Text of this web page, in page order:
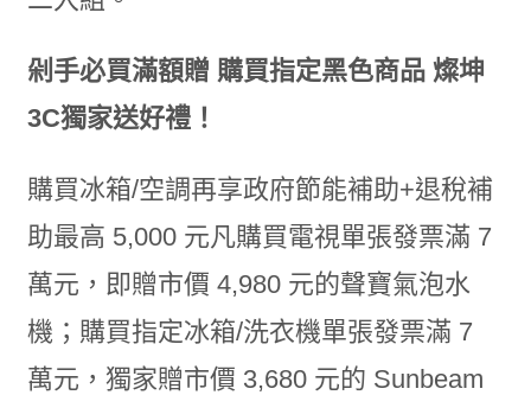
剁手必買滿額贈 購買指定黑色商品 燦坤
3C獨家送好禮！
購買冰箱/空調再享政府節能補助+退稅補
助最高 5,000 元凡購買電視單張發票滿 7
萬元，即贈市價 4,980 元的聲寶氣泡水
機；購買指定冰箱/洗衣機單張發票滿 7
萬元，獨家贈市價 3,680 元的 Sunbeam